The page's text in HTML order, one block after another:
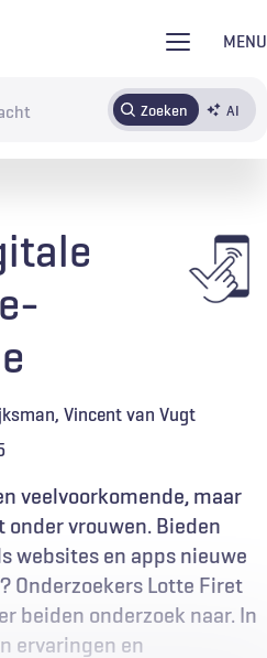
MENU
Zoeken AI
Inloggen
Vincent van Vugt
veelvoorkomende, maar
vrouwen. Bieden
websites en apps nieuwe
Onderzoekers Lotte Firet
beiden onderzoek naar. In
ervaringen en